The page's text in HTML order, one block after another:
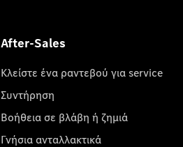
After-Sales
Κλείστε ένα ραντεβού για service
Συντήρηση
Βοήθεια σε βλάβη ή ζημιά
Γνήσια ανταλλακτικά